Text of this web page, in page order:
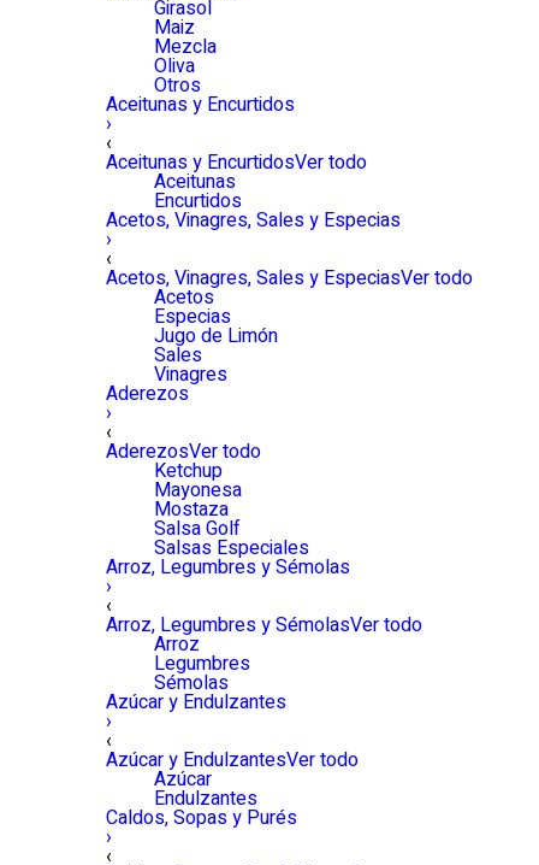
Girasol
Maiz
Mezcla
Oliva
Otros
Aceitunas y Encurtidos
›
‹
Aceitunas y EncurtidosVer todo
Aceitunas
Encurtidos
Acetos, Vinagres, Sales y Especias
›
‹
Acetos, Vinagres, Sales y EspeciasVer todo
Acetos
Especias
Jugo de Limón
Sales
Vinagres
Aderezos
›
‹
AderezosVer todo
Ketchup
Mayonesa
Mostaza
Salsa Golf
Salsas Especiales
Arroz, Legumbres y Sémolas
›
‹
Arroz, Legumbres y SémolasVer todo
Arroz
Legumbres
Sémolas
Azúcar y Endulzantes
›
‹
Azúcar y EndulzantesVer todo
Azúcar
Endulzantes
Caldos, Sopas y Purés
›
‹